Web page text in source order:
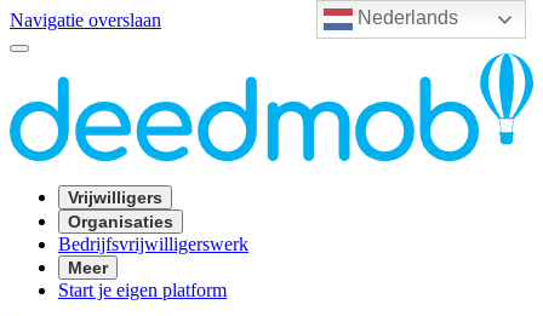
Nederlands
Navigatie overslaan
Vrijwilligers
Organisaties
Bedrijfsvrijwilligerswerk
Meer
Start je eigen platform